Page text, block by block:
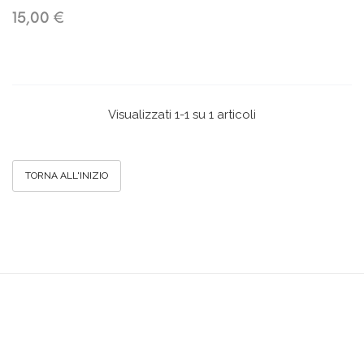
15,00 €
Visualizzati 1-1 su 1 articoli
TORNA ALL'INIZIO